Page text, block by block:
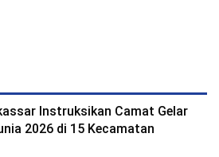
Instruksikan Camat Gelar
2026 di 15 Kecamatan